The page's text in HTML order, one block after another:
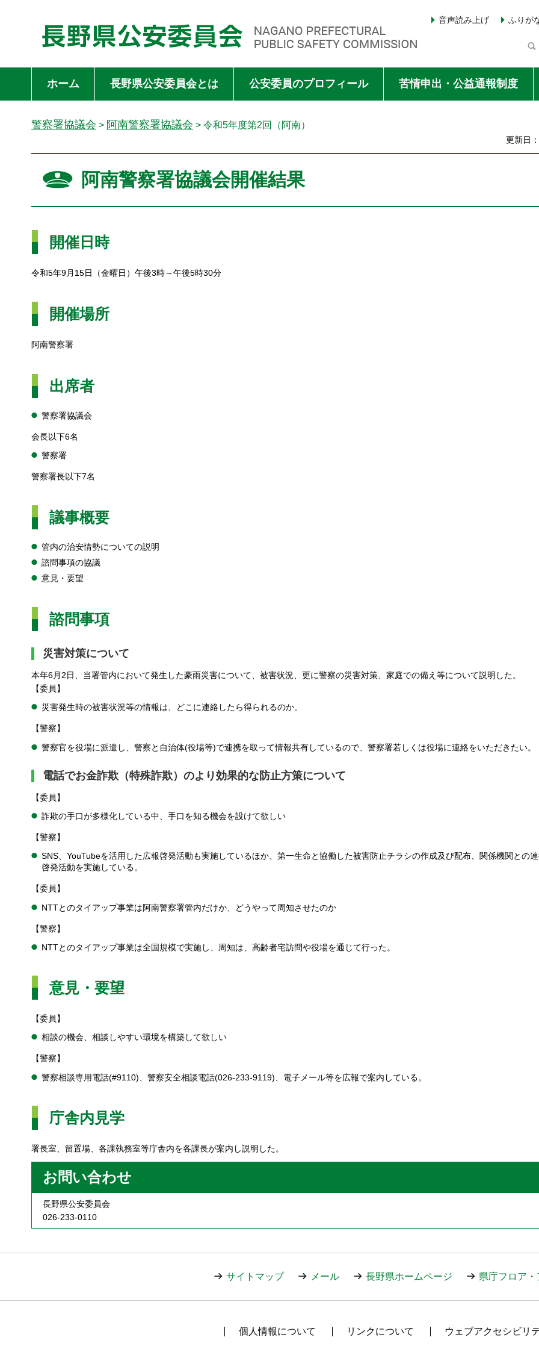
長野県公安委員会 NAGANO PREFECTURAL PUBLIC SAFETY COMMISSION
音声読み上げ ふりが
ホーム 長野県公安委員会とは 公安委員のプロフィール 苦情申出・公益通報制度
警察署協議会 > 阿南警察署協議会 > 令和5年度第2回（阿南）
更新日
阿南警察署協議会開催結果
開催日時
令和5年9月15日（金曜日）午後3時～午後5時30分
開催場所
阿南警察署
出席者
警察署協議会
会長以下6名
警察署
警察署長以下7名
議事概要
管内の治安情勢についての説明
諮問事項の協議
意見・要望
諮問事項
災害対策について
本年6月2日、当署管内において発生した豪雨災害について、被害状況、更に警察の災害対策、家庭での備え等について説明した。
【委員】
災害発生時の被害状況等の情報は、どこに連絡したら得られるのか。
【警察】
警察官を役場に派遣し、警察と自治体(役場等)で連携を取って情報共有しているので、警察署若しくは役場に連絡をいただきたい。
電話でお金詐欺（特殊詐欺）のより効果的な防止方策について
【委員】
詐欺の手口が多様化している中、手口を知る機会を設けて欲しい
【警察】
SNS、YouTubeを活用した広報啓発活動も実施しているほか、第一生命と協働した被害防止チラシの作成及び配布、関係機関との連
啓発活動を実施している。
【委員】
NTTとのタイアップ事業は阿南警察署管内だけか、どうやって周知させたのか
【警察】
NTTとのタイアップ事業は全国規模で実施し、周知は、高齢者宅訪問や役場を通じて行った。
意見・要望
【委員】
相談の機会、相談しやすい環境を構築して欲しい
【警察】
警察相談専用電話(#9110)、警察安全相談電話(026-233-9119)、電子メール等を広報で案内している。
庁舎内見学
署長室、留置場、各課執務室等庁舎内を各課長が案内し説明した。
お問い合わせ
長野県公安委員会
026-233-0110
サイトマップ メール 長野県ホームページ 県庁フロア
個人情報について リンクについて ウェブアクセシビリ